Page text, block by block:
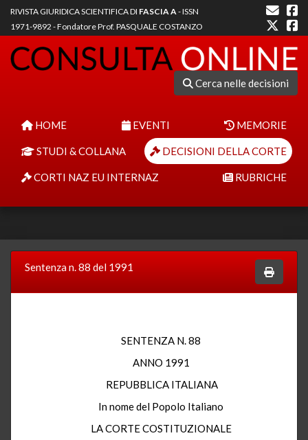
RIVISTA GIURIDICA SCIENTIFICA DI FASCIA A- ISSN
1971-9892 - Fondatore Prof. PASQUALE COSTANZO
Cerca nelle decisioni
HOME EVENTI MEMORIE
STUDI & COLLANA DECISIONI DELLA CORTE
CORTI NAZ EU INTERNAZ RUBRICHE
Sentenza n. 88 del 1991
SENTENZA N. 88
ANNO 1991
REPUBBLICA ITALIANA
In nome del Popolo Italiano
LA CORTE COSTITUZIONALE